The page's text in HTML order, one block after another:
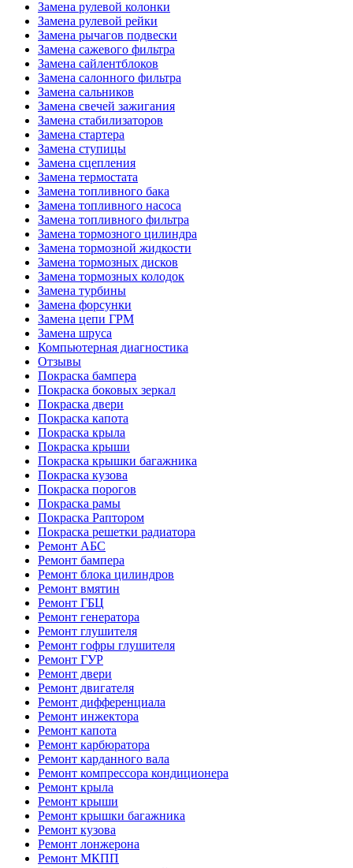
Замена рулевой колонки
Замена рулевой рейки
Замена рычагов подвески
Замена сажевого фильтра
Замена сайлентблоков
Замена салонного фильтра
Замена сальников
Замена свечей зажигания
Замена стабилизаторов
Замена стартера
Замена ступицы
Замена сцепления
Замена термостата
Замена топливного бака
Замена топливного насоса
Замена топливного фильтра
Замена тормозного цилиндра
Замена тормозной жидкости
Замена тормозных дисков
Замена тормозных колодок
Замена турбины
Замена форсунки
Замена цепи ГРМ
Замена шруса
Компьютерная диагностика
Отзывы
Покраска бампера
Покраска боковых зеркал
Покраска двери
Покраска капота
Покраска крыла
Покраска крыши
Покраска крышки багажника
Покраска кузова
Покраска порогов
Покраска рамы
Покраска Раптором
Покраска решетки радиатора
Ремонт АБС
Ремонт бампера
Ремонт блока цилиндров
Ремонт вмятин
Ремонт ГБЦ
Ремонт генератора
Ремонт глушителя
Ремонт гофры глушителя
Ремонт ГУР
Ремонт двери
Ремонт двигателя
Ремонт дифференциала
Ремонт инжектора
Ремонт капота
Ремонт карбюратора
Ремонт карданного вала
Ремонт компрессора кондиционера
Ремонт крыла
Ремонт крыши
Ремонт крышки багажника
Ремонт кузова
Ремонт лонжерона
Ремонт МКПП